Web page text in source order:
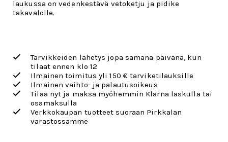
laukussa on vedenkestävä vetoketju ja pidike
takavalolle.
Tarvikkeiden lähetys jopa samana päivänä, kun
tilaat ennen klo 12
Ilmainen toimitus yli 150 € tarviketilauksille
Ilmainen vaihto- ja palautusoikeus
Tilaa nyt ja maksa myöhemmin Klarna laskulla tai
osamaksulla
Verkkokaupan tuotteet suoraan Pirkkalan
varastossamme